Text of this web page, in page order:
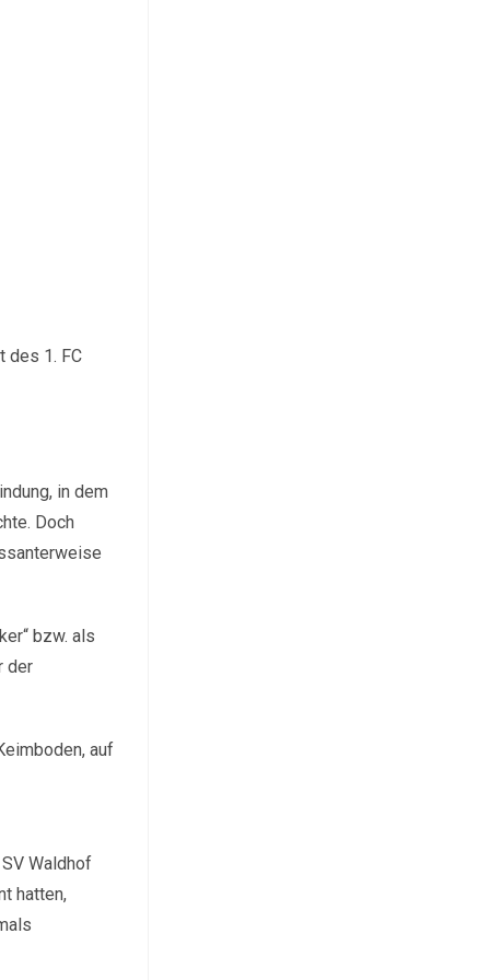
des 1. FC
in dem
Doch
bzw. als
der
auf
Waldhof
hatten,